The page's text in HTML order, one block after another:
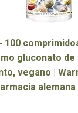
100
gluconato de
vegano |
alemana